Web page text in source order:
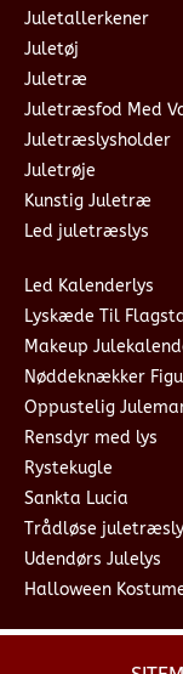
Juletallerkener
Juletøj
Juletræ
Juletræsfod Med
Juletræslysholder
Juletrøje
Kunstig Juletræ
Led juletræslys
Led Kalenderlys
Lyskæde Til
Makeup
Nøddeknækker
Oppustelig
Rensdyr med lys
Rystekugle
Sankta Lucia
Trådløse
Udendørs Julelys
Halloween